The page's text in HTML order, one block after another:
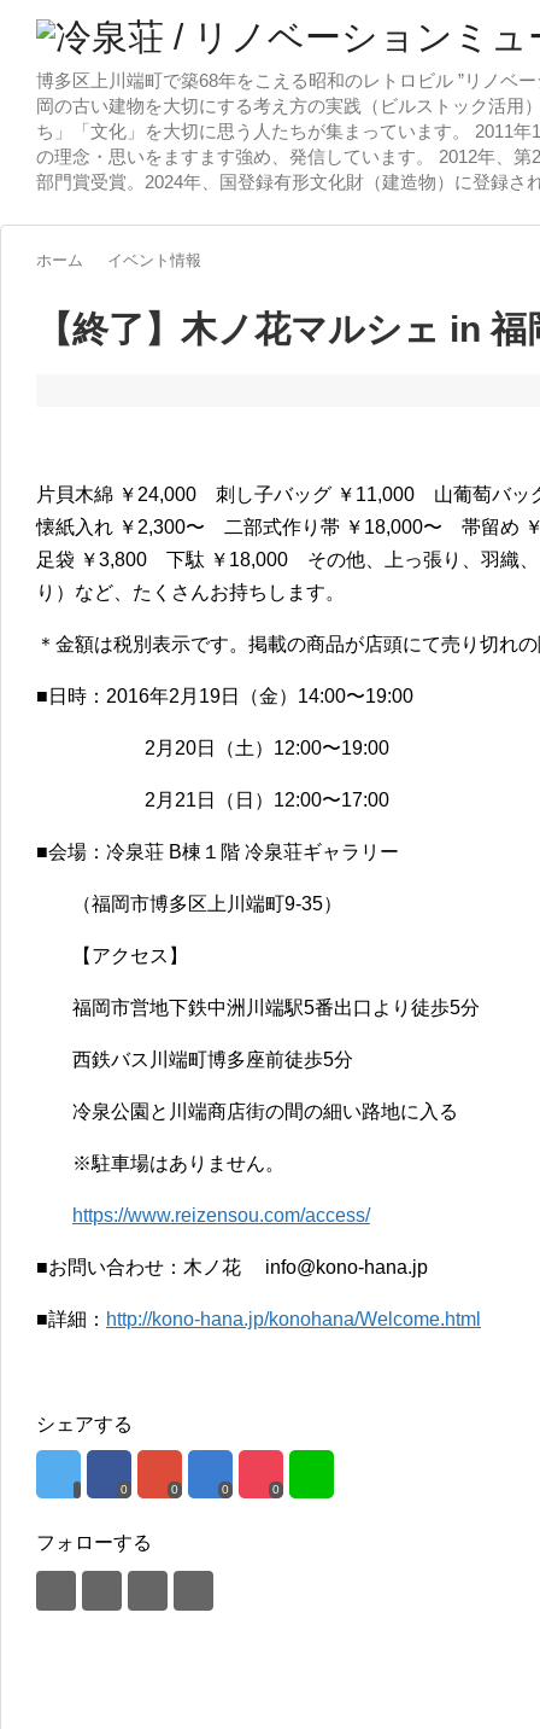
博多区上川端町で築68年をこえる昭和のレトロビル ”リノベ
岡の古い建物を大切にする考え方の実践（ビルストック活用
ち」「文化」を大切に思う人たちが集まっています。 2011
の理念・思いをますます強め、発信しています。 2012年、
部門賞受賞。2024年、国登録有形文化財（建造物）に登録さ
ホーム イベント情報
【終了】木ノ花マルシェ in 福
片貝木綿 ￥24,000 刺し子バッグ ￥11,000 山葡萄バ
懐紙入れ ￥2,300〜 二部式作り帯 ￥18,000〜 帯留め
足袋 ￥3,800 下駄 ￥18,000 その他、上っ張り、羽織
り）など、たくさんお持ちします。
＊金額は税別表示です。掲載の商品が店頭にて売り切れ
■日時：2016年2月19日（金）14:00〜19:00
2月20日（土）12:00〜19:00
2月21日（日）12:00〜17:00
■会場：冷泉荘 B棟１階 冷泉荘ギャラリー
（福岡市博多区上川端町9-35）
【アクセス】
福岡市営地下鉄中洲川端駅5番出口より徒歩5分
西鉄バス川端町博多座前徒歩5分
冷泉公園と川端商店街の間の細い路地に入る
※駐車場はありません。
https://www.reizensou.com/access/
■お問い合わせ：木ノ花 info@kono-hana.jp
■詳細： http://kono-hana.jp/konohana/Welcome.html
シェアする
0 0 0 0
フォローする